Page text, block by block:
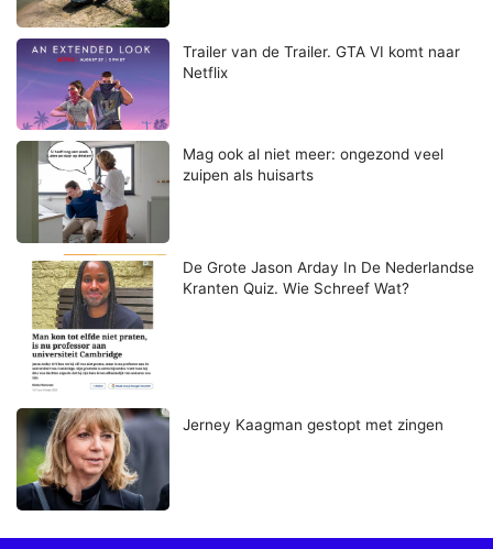
Trailer van de Trailer. GTA VI komt naar
Netflix
Mag ook al niet meer: ongezond veel
zuipen als huisarts
De Grote Jason Arday In De Nederlandse
Kranten Quiz. Wie Schreef Wat?
Jerney Kaagman gestopt met zingen